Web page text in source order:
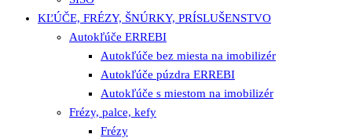
KĽÚČE, FRÉZY, ŠNÚRKY, PRÍSLUŠENSTVO
Autokľúče ERREBI
Autokľúče bez miesta na imobilizér
Autokľúče púzdra ERREBI
Autokľúče s miestom na imobilizér
Frézy, palce, kefy
Frézy